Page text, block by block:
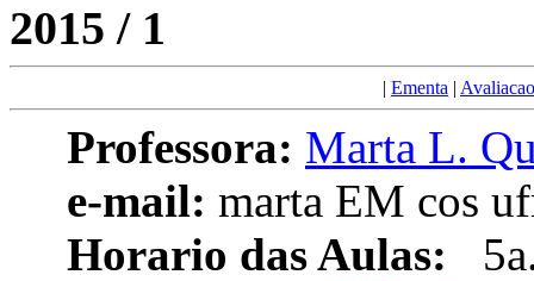
2015 / 1
| Ementa | Avaliacao
Professora: Marta L.
e-mail: marta EM cos
Horario das Aulas: